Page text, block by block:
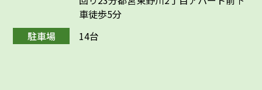
車徒歩5分
駐車場
14台